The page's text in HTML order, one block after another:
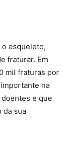
esqueleto,
fraturar. Em
mil fraturas por
na
e que
da sua